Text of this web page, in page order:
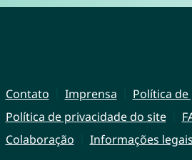
Contato Imprensa
Política
Política de privacidade do site
Colaboração
Informações legais